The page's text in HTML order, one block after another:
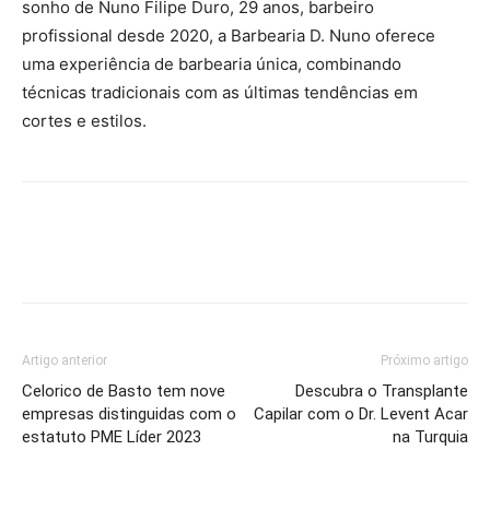
sonho de Nuno Filipe Duro, 29 anos, barbeiro
profissional desde 2020, a Barbearia D. Nuno oferece
uma experiência de barbearia única, combinando
técnicas tradicionais com as últimas tendências em
cortes e estilos.
Artigo anterior
Celorico de Basto tem nove
empresas distinguidas com o
estatuto PME Líder 2023
Próximo artigo
Descubra o Transplante
Capilar com o Dr. Levent Acar
na Turquia